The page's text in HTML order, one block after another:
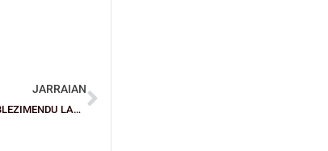
JARRAIAN
Encesta corazones en nuestros ESTABLECIMIENTO AMIGO / ESTABLEZIMENDU LAGUNA